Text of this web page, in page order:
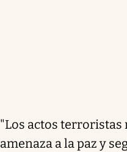
"Los actos
amenaza a la paz y